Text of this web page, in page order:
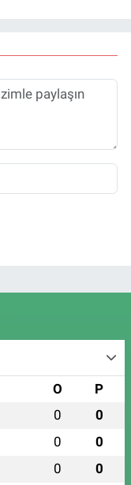
O P
0 0
0 0
0 0